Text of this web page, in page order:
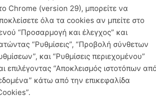
Chrome (version 29), μπορείτε να
όλα τα cookies αν μπείτε στο
“Προσαρμογή και έλεγχος” και
“Ρυθμίσεις”, “Προβολή σύνθετων
και “Ρυθμίσεις περιεχομένου”
επιλέγοντας “Αποκλεισμός ιστοτόπων
κάτω από την επικεφαλίδα